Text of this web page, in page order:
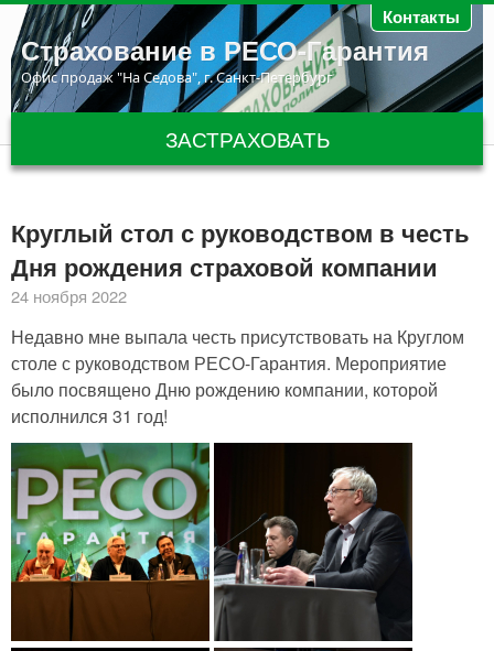
Перейти к основному содержанию Контакты
Страхование в РЕСО-Гарантия
Офис продаж "На Седова", г. Санкт-Петербург
ЗАСТРАХОВАТЬ
Круглый стол с руководством в честь
Дня рождения страховой компании
24 ноября 2022
Недавно мне выпала честь присутствовать на Круглом
столе с руководством РЕСО-Гарантия. Мероприятие
было посвящено Дню рождению компании, которой
исполнился 31 год!